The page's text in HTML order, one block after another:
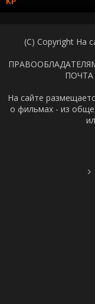
(C) Copyright На
ПОЧТА
На сайте
о фильмах - из